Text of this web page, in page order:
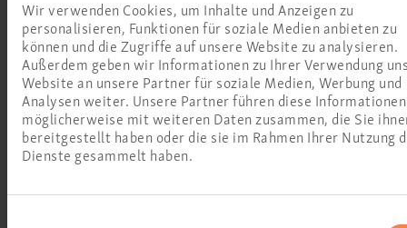
Wir verwenden Cookies, um Inhalte und Anzeigen zu
personalisieren, Funktionen für soziale Medien anbieten zu
können und die Zugriffe auf unsere Website zu analysieren.
Außerdem geben wir Informationen zu Ihrer Verwendung
Website an unsere Partner für soziale Medien, Werbung und
Analysen weiter. Unsere Partner führen diese Informationen
möglicherweise mit weiteren Daten zusammen, die Sie
bereitgestellt haben oder die sie im Rahmen Ihrer Nutzung
Dienste gesammelt haben.
Hörsturz- und Tinnitustherapie
Schnarchdiagnostik
Geruchs- und
Geschmackstests